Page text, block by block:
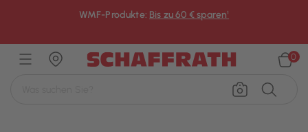
WMF-Produkte: Bis zu 60 € sparen¹
0